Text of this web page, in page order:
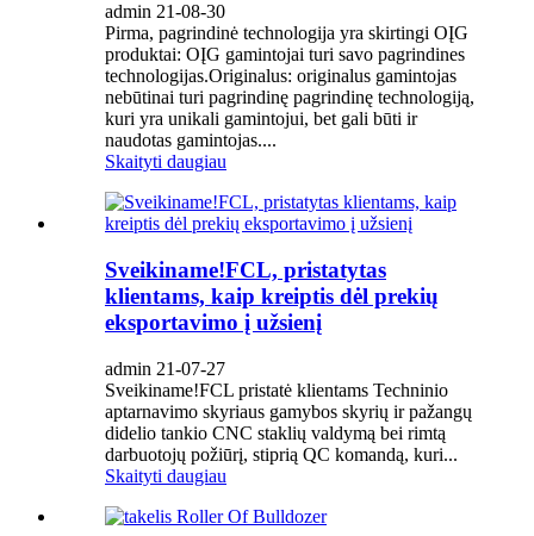
admin 21-08-30
Pirma, pagrindinė technologija yra skirtingi OĮG
produktai: OĮG gamintojai turi savo pagrindines
technologijas.Originalus: originalus gamintojas
nebūtinai turi pagrindinę pagrindinę technologiją,
kuri yra unikali gamintojui, bet gali būti ir
naudotas gamintojas....
Skaityti daugiau
Sveikiname!FCL, pristatytas
klientams, kaip kreiptis dėl prekių
eksportavimo į užsienį
admin 21-07-27
Sveikiname!FCL pristatė klientams Techninio
aptarnavimo skyriaus gamybos skyrių ir pažangų
didelio tankio CNC staklių valdymą bei rimtą
darbuotojų požiūrį, stiprią QC komandą, kuri...
Skaityti daugiau